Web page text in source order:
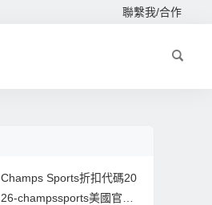
聯繫我/合作
Champs Sports折扣代碼20
26-champssports美國官網